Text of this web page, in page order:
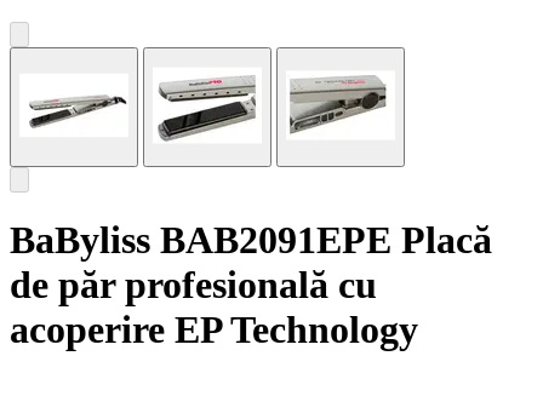
BaByliss BAB2091EPE Placă
de păr profesională cu
acoperire EP Technology